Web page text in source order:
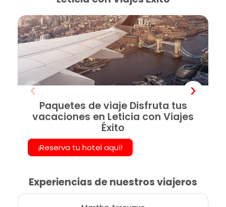
Paquetes de viaje Disfruta tus
vacaciones en Leticia con Viajes
Éxito
¡Reserva tu hotel aquí!
Experiencias de nuestros viajeros